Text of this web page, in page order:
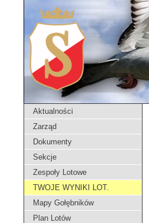
Aktualności
Zarząd
Dokumenty
Sekcje
Zespoły Lotowe
TWOJE WYNIKI LOT.
Mapy Gołębników
Plan Lotów